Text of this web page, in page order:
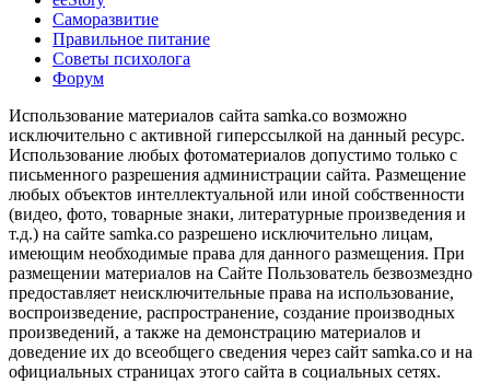
Саморазвитие
Правильное питание
Советы психолога
Форум
Использование материалов сайта samka.co возможно
исключительно с активной гиперссылкой на данный ресурс.
Использование любых фотоматериалов допустимо только с
письменного разрешения администрации сайта. Размещение
любых объектов интеллектуальной или иной собственности
(видео, фото, товарные знаки, литературные произведения и
т.д.) на сайте samka.co разрешено исключительно лицам,
имеющим необходимые права для данного размещения. При
размещении материалов на Сайте Пользователь безвозмездно
предоставляет неисключительные права на использование,
воспроизведение, распространение, создание производных
произведений, а также на демонстрацию материалов и
доведение их до всеобщего сведения через сайт samka.co и на
официальных страницах этого сайта в социальных сетях.